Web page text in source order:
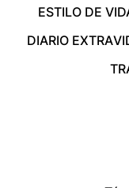
ESTILO DE
DIARIO EXTRA